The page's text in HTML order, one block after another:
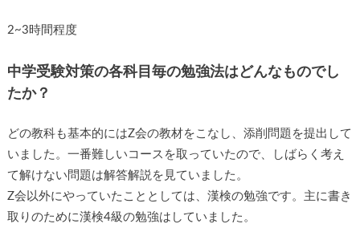
2~3時間程度
中学受験対策の各科目毎の勉強法はどんなものでし
たか？
どの教科も基本的にはZ会の教材をこなし、添削問題を提出して
いました。一番難しいコースを取っていたので、しばらく考え
て解けない問題は解答解説を見ていました。
Z会以外にやっていたこととしては、漢検の勉強です。主に書き
取りのために漢検4級の勉強はしていました。